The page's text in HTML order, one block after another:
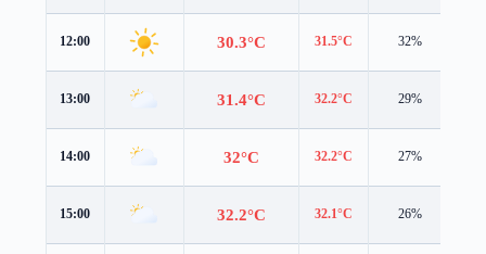
12:00 30.3°C 31.5°C 32%
13:00 31.4°C 32.2°C 29%
14:00 32°C 32.2°C 27%
15:00 32.2°C 32.1°C 26%